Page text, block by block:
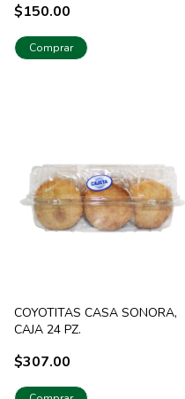
$150.00
Comprar
COYOTITAS CASA SONORA,
CAJA 24 PZ.
$307.00